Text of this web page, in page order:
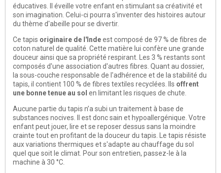
éducatives. Il éveille votre enfant en stimulant sa créativité et
son imagination. Celui-ci pourra s'inventer des histoires autour
du thème d'abeille pour se divertir.
Ce tapis originaire de l'Indeest composé de 97 % de fibres de
coton naturel de qualité. Cette matière lui confère une grande
douceur ainsi que sa propriété respirant. Les 3 % restants sont
composés d'une association d'autres fibres. Quant au dossier,
la sous-couche responsable de l'adhérence et de la stabilité du
tapis, il contient 100 % de fibres textiles recyclées. Ils offrent
une bonne tenue au sol en limitant les risques de chute.
Aucune partie du tapis n’a subi un traitement à base de
substances nocives. Il est donc sain et hypoallergénique. Votre
enfant peut jouer, lire et se reposer dessus sans la moindre
crainte tout en profitant de la douceur du tapis. Le tapis résiste
aux variations thermiques et s'adapte au chauffage du sol
quel que soit le climat. Pour son entretien, passez-le à la
machine à 30 °C.